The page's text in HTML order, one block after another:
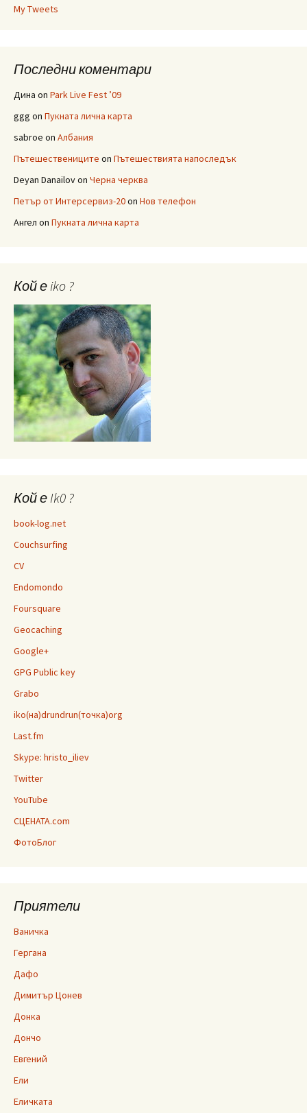
My Tweets
Последни коментари
Дина on Park Live Fest ’09
ggg on Пукната лична карта
sabroe on Албания
Пътешествениците on Пътешествията напоследък
Deyan Danailovon Черна черква
Петър от Интерсервиз-20on Нов телефон
Ангел on Пукната лична карта
Кой е iko ?
Кой е Ik0 ?
book-log.net
Couchsurfing
CV
Endomondo
Foursquare
Geocaching
Google+
GPG Public key
Grabo
iko(на)drundrun(точка)org
Last.fm
Skype: hristo_iliev
Twitter
YouTube
СЦЕНАТА.com
ФотоБлог
Приятели
Ваничка
Гергана
Дафо
Димитър Цонев
Донка
Дончо
Евгений
Ели
Еличката